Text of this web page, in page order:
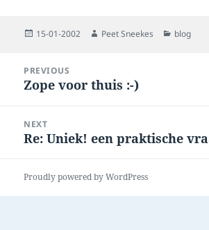
Posted
15-01-2002 Author
Peet Sneekes blog
navigation
PREVIOUS
Previous
Zope voor thuis :-)
NEXT
Next
Re: Uniek! een praktische
Proudly powered by WordPress